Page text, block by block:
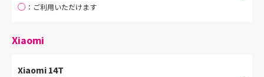
○ ：ご利用いただけます
Xiaomi
Xiaomi 14T